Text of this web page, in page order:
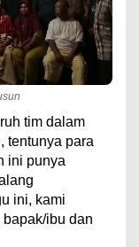
tim dalam
tentunya para
ini punya
ini, kami
ibu dan